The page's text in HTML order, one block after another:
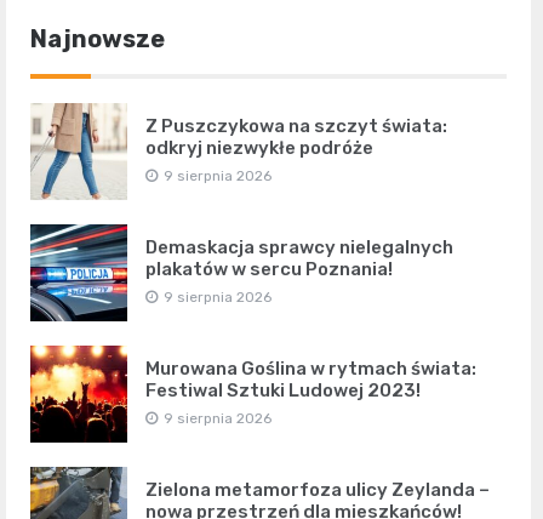
Najnowsze
Z Puszczykowa na szczyt świata:
odkryj niezwykłe podróże
9 sierpnia 2026
Demaskacja sprawcy nielegalnych
plakatów w sercu Poznania!
9 sierpnia 2026
Murowana Goślina w rytmach świata:
Festiwal Sztuki Ludowej 2023!
9 sierpnia 2026
Zielona metamorfoza ulicy Zeylanda –
nowa przestrzeń dla mieszkańców!